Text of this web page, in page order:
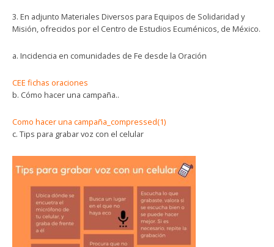
3. En adjunto Materiales Diversos para Equipos de Solidaridad y
Misión, ofrecidos por el Centro de Estudios Ecuménicos, de México.
a. Incidencia en comunidades de Fe desde la Oración
CEE fichas oraciones
b. Cómo hacer una campaña..
Como hacer una campaña_compressed(1)
c. Tips para grabar voz con el celular